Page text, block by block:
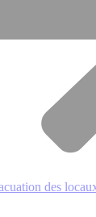
des